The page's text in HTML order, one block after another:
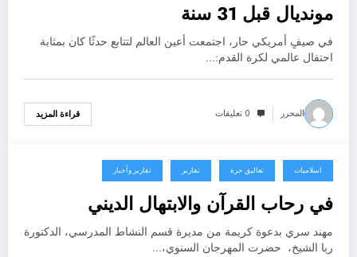
مونديال قبل 31 سنة
في صيفٍ أمريكي حار، اجتمعت أعين العالم لتتابع حدثًا كان بمثابة
احتفال عالمي لكرة القدم:…
المحرر 0 تعليقات قراءة المزيد
ديسمبر 30, 2025
اسلاميات تعاليق حرة تقارير تقارير وأخبار
في رحاب القرآن والابتهال الديني
مهند سري بدعوة كريمة من مديرة قسم النشاط المدرسي، الدكتورة
ريا الشيخ، حضرت المهرجان السنوي،…